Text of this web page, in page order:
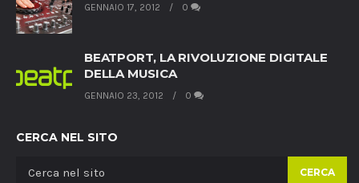
GENNAIO 17, 2012 0
BEATPORT, LA RIVOLUZIONE DIGITALE
DELLA MUSICA
GENNAIO 23, 2012 0
CERCA NEL SITO
CERCA